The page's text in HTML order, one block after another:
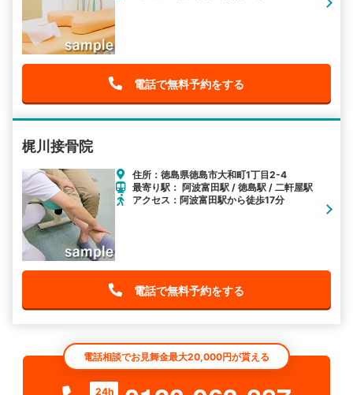
電話で無料予約をする
梶川接骨院
住所：徳島県徳島市大和町1丁目2-4
最寄り駅： 阿波富田駅 / 徳島駅 / 二軒屋駅
アクセス：阿波富田駅から徒歩17分
電話で無料予約をする
電話相談でお見舞金最大20,000円が貰える
24h